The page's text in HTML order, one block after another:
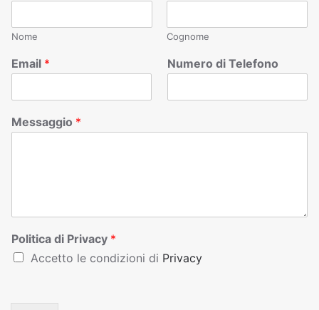
Nome Cognome
Email * Numero di Telefono
Messaggio *
Politica di Privacy *
Accetto le condizioni di Privacy